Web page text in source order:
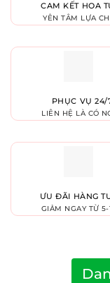
CAM KẾT HOA
YÊN TÂM LỰA
PHỤC VỤ 24/
LIÊN HỆ LÀ CÓ
ƯU ĐÃI HÀNG
GIẢM NGAY TỪ 5-